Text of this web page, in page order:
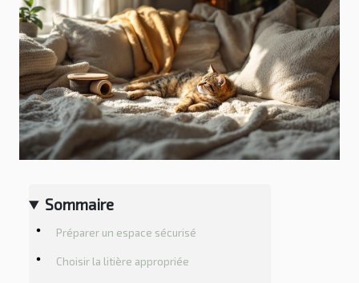
Sommaire
Préparer un espace sécurisé
Choisir la litière appropriée